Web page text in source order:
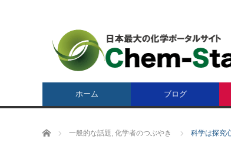
ホーム ブログ
ホーム 一般的な話題, 化学者のつぶやき 科学は探究